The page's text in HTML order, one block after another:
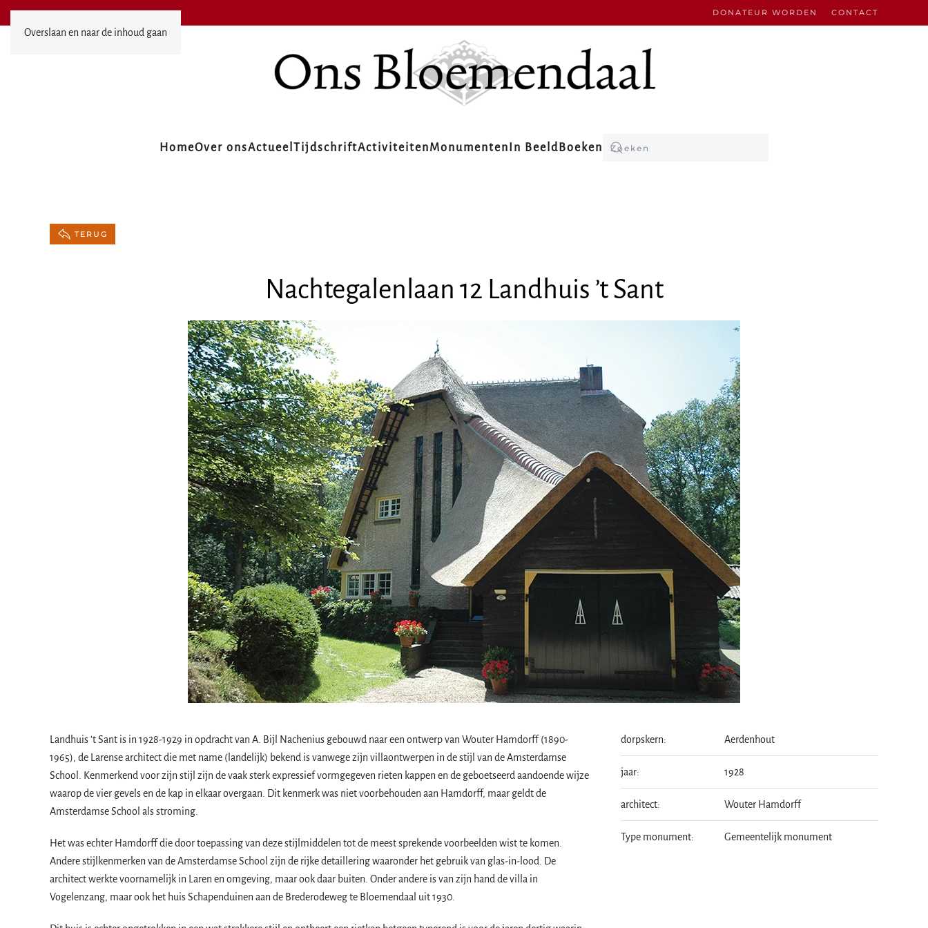
Overslaan en naar de inhoud gaan
DONATEUR WORDEN CONTACT
HomeOver onsActueel TijdschriftActiviteitenMonumenten In Beeld Boeken
TERUG
Nachtegalenlaan 12 Landhuis ’t Sant
Landhuis ’t Sant is in 1928-1929 in opdracht van A. Bijl Nachenius gebouwd naar een ontwerp van Wouter Hamdorff (1890-
1965), de Larense architect die met name (landelijk) bekend is vanwege zijn villaontwerpen in de stijl van de Amsterdamse
School. Kenmerkend voor zijn stijl zijn de vaak sterk expressief vormgegeven rieten kappen en de geboetseerd aandoende wijze
waarop de vier gevels en de kap in elkaar overgaan. Dit kenmerk was niet voorbehouden aan Hamdorff, maar geldt de
Amsterdamse School als stroming.
Het was echter Hamdorff die door toepassing van deze stijlmiddelen tot de meest sprekende voorbeelden wist te komen.
Andere stijlkenmerken van de Amsterdamse School zijn de rijke detaillering waaronder het gebruik van glas-in-lood. De
architect werkte voornamelijk in Laren en omgeving, maar ook daar buiten. Onder andere is van zijn hand de villa in
Vogelenzang, maar ook het huis Schapenduinen aan de Brederodeweg te Bloemendaal uit 1930.
dorpskern: Aerdenhout
jaar: 1928
architect: Wouter Hamdorff
Type monument: Gemeentelijk monument